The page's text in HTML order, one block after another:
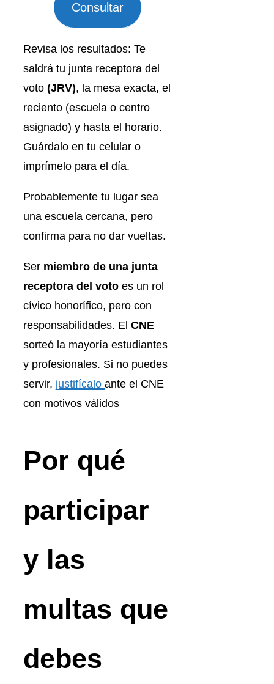
Consultar
Revisa los resultados: Te
saldrá tu junta receptora del
voto (JRV), la mesa exacta, el
reciento (escuela o centro
asignado) y hasta el horario.
Guárdalo en tu celular o
imprímelo para el día.
Probablemente tu lugar sea
una escuela cercana, pero
confirma para no dar vueltas.
Ser miembro de una junta
receptora del voto es un rol
cívico honorífico, pero con
responsabilidades. El CNE
sorteó la mayoría estudiantes
y profesionales. Si no puedes
servir, justifícalo ante el CNE
con motivos válidos
Por qué
participar
y las
multas que
debes